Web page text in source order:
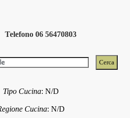
Telefono 06 56470803
Tipo Cucina: N/D
Cucina: N/D